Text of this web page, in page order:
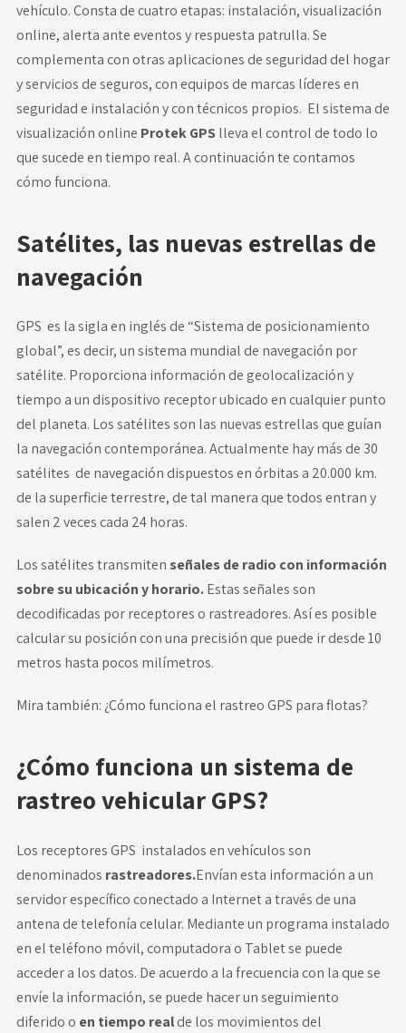
vehículo. Consta de cuatro etapas: instalación, visualización
online, alerta ante eventos y respuesta patrulla. Se
complementa con otras aplicaciones de seguridad del hogar
y servicios de seguros, con equipos de marcas líderes en
seguridad e instalación y con técnicos propios. El sistema de
visualización online Protek GPSlleva el control de todo lo
que sucede en tiempo real. A continuación te contamos
cómo funciona.
Satélites, las nuevas estrellas de
navegación
GPS es la sigla en inglés de “Sistema de posicionamiento
global”, es decir, un sistema mundial de navegación por
satélite. Proporciona información degeolocalización y
tiempo a un dispositivo receptor ubicado en cualquier punto
del planeta. Los satélites son las nuevas estrellas que guían
la navegación contemporánea. Actualmente hay más de 30
satélites de navegación dispuestos en órbitas a 20.000 km.
de la superficie terrestre, de tal manera que todos entran y
salen 2 veces cada 24 horas.
Los satélites transmiten señales de radio con información
sobre su ubicación y horario.Estas señales son
decodificadas por receptores o rastreadores. Así es posible
calcular su posición con una precisión que puede ir desde 10
metros hasta pocos milímetros.
Mira también:¿Cómo funciona el rastreo GPS para flotas?
¿Cómo funciona un sistema de
rastreo vehicular GPS?
Los receptores GPS instalados en vehículos son
denominados rastreadores.Envían esta información a un
servidor específico conectado a Internet a través de una
antena de telefonía celular. Mediante un programa instalado
en el teléfono móvil, computadora o Tablet se puede
acceder a los datos. De acuerdo a la frecuencia con la que se
envíe la información, se puede hacer un seguimiento
diferido o en tiempo realde los movimientos del